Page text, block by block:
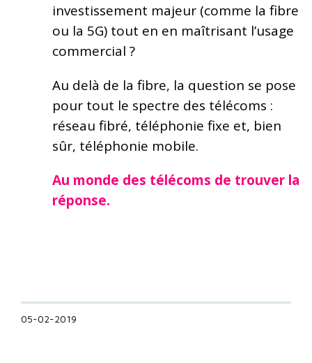
investissement majeur (comme la fibre
ou la 5G) tout en en maîtrisant l’usage
commercial ?
Au delà de la fibre, la question se pose
pour tout le spectre des télécoms :
réseau fibré, téléphonie fixe et, bien
sûr, téléphonie mobile.
Au monde des télécoms de trouver la
réponse.
05-02-2019